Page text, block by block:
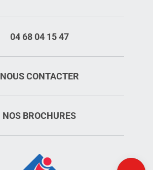
Carte
04 68 04 15 47
NOUS CONTACTER
NOS BROCHURES